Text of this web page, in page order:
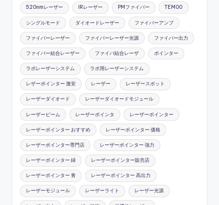
520nmレーザー IRレーザー PMファイバー TEM00
シングルモード ダイオードレーザー ファイバーアンプ
ファイバーレーザー ファイバーレーザー光源 ファイバー出力
ファイバー結合レーザー ファイバ結合レーザ ポインター
ラボレーザーシステム ラボ用レーザーシステム
レザーポインター 激安 レーザー レーザースポット
レーザーダイオード レーザーダイオードモジュール
レーザービーム レーザーポインタ レーザーポインター
レーザーポインター おすすめ レーザーポインター 価格
レーザーポインター専門店 レーザーポインター 強力
レーザーポインター 緑 レーザーポインター販売店
レーザーポインター 青 レーザーポインター 高出力
レーザーモジュール レーザーライト レーザー光源